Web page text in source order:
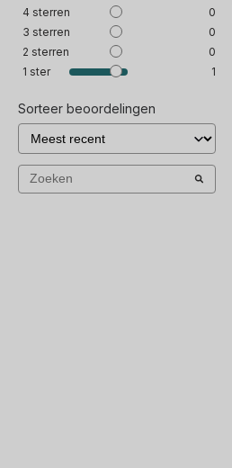
4 sterren
0
3 sterren
0
2 sterren
0
1 ster 1
Sorteer beoordelingen